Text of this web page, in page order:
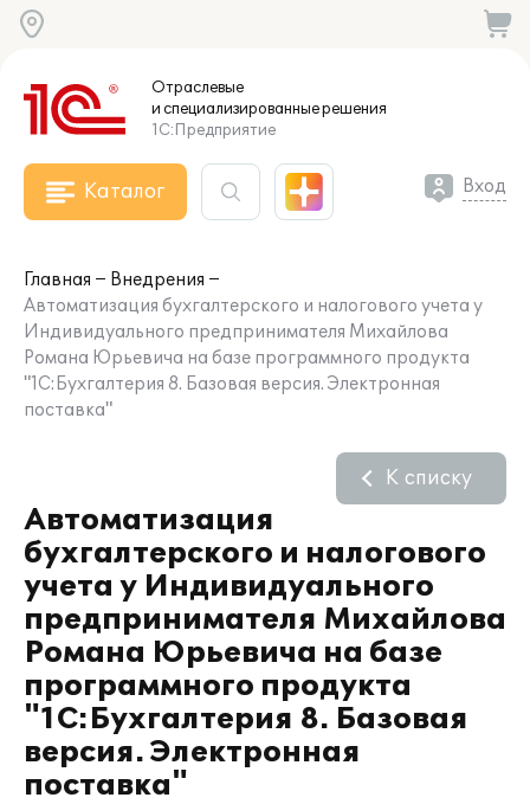
Отраслевые
и специализированныерешения
1С:Предприятие
Каталог Вход
Главная
Внедрения
Автоматизация бухгалтерского и налогового учета у
Индивидуального предпринимателя Михайлова
Романа Юрьевича на базе программного продукта
"1С:Бухгалтерия 8. Базовая версия. Электронная
поставка"
Автоматизация
бухгалтерского и налогового
учета у Индивидуального
предпринимателя Михайлова
Романа Юрьевича на базе
программного продукта
"1С:Бухгалтерия 8. Базовая
версия. Электронная
поставка"
К списку